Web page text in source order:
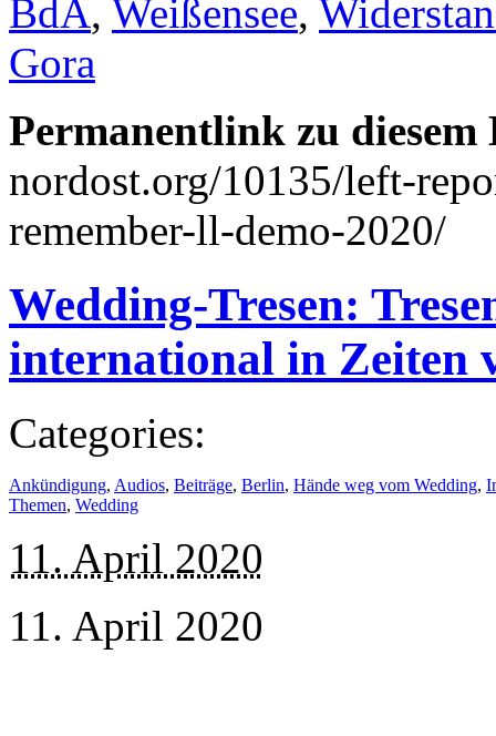
BdA, Weißensee,
Gora
Permanentlink zu
nordost.org/10135/left-
remember-ll-demo-2020/
Wedding-Tresen:
international in Zeiten
Categories:
Ankündigung, Audios, Beiträge, Berlin, Hände weg vom Wedding,
Themen, Wedding
11. April 2020
11. April 2020